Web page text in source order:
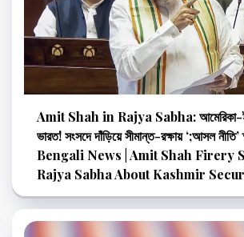
Amit Shah in Rajya Sabha: আমেরিকা-
ভারত! সংসদে দাঁড়িয়ে সীমান্ত-রক্ষায় ‘;আসল
Bengali News | Amit Shah Firery
Rajya Sabha About Kashmir